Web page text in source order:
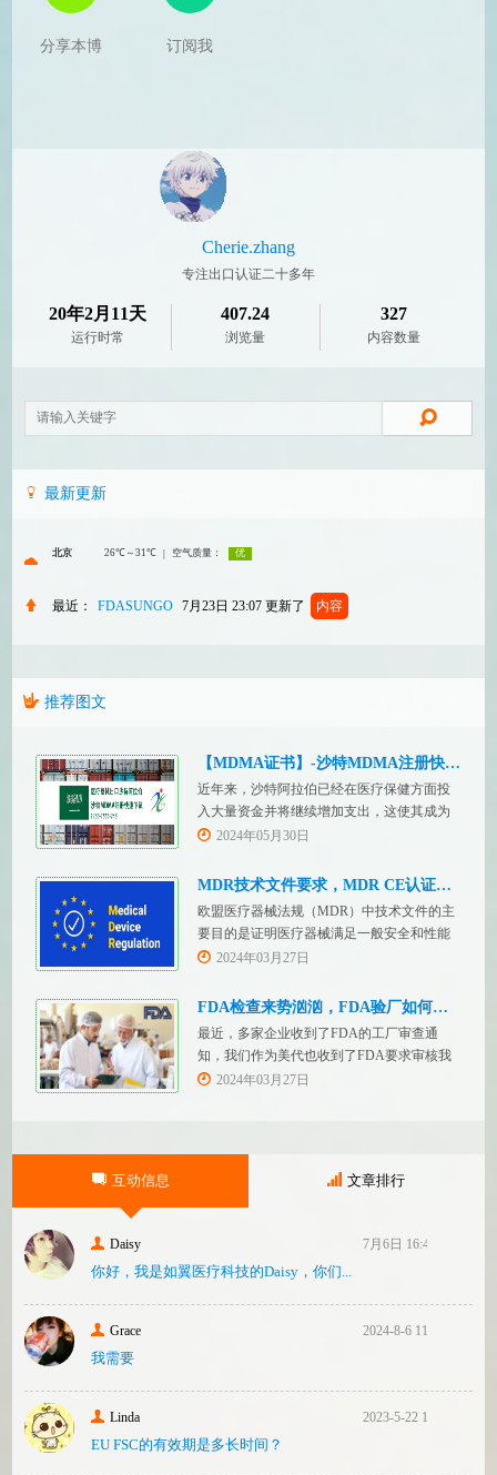
分享本博 订阅我
Cherie.zhang
专注出口认证二十多年
20年2月11天
运行时常
407.24
浏览量
327
内容数量
最新更新
最近： FDASUNGO 7月23日 23:07 更新了 内容
推荐图文
【MDMA证书】-沙特MDMA注册快速下证
近年来，沙特阿拉伯已经在医疗保健方面投
入大量资金并将继续增加支出，这使其成为
医疗设备制造商感兴趣的市场。然而，想要
管要求，即他们必须在沙特阿拉伯获得其设
务，FDASUNGO全球合规业务版图再添新模
块。F
2024年05月30日
MDR技术文件要求，MDR CE认证办理
欧盟医疗器械法规（MDR）中技术文件的主
要目的是证明医疗器械满足一般安全和性能
要求。无论类别如何，所有医疗设备都必须
有关技术文件的要求。MDR技术文档结构：
2024年03月27日
FDA检查来势汹汹，FDA验厂如何应对？
最近，多家企业收到了FDA的工厂审查通
知，我们作为美代也收到了FDA要求审核我
们客户验厂的通知邮件。起因是2023年12
2024年03月27日
互动信息 文章排行
Daisy 7月6日 16:47
你好，我是如翼医疗科技的Daisy，你们...
Grace 2024-8-6 11:14
我需要
Linda 2023-5-22 10:43
EU FSC的有效期是多长时间？